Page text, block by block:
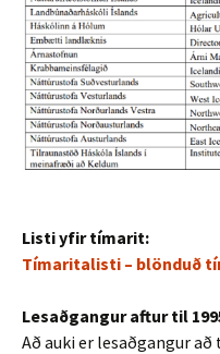
Listi yfir tímarit:
Tímaritalisti – blönduð
Lesaðgangur aftur til
Að auki er lesaðgangur